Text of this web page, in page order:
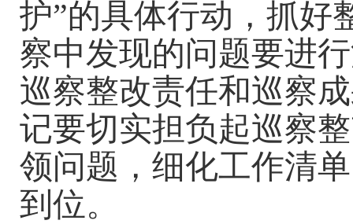
护”的具体行动，抓好
察中发现的问题要进
巡察整改责任和巡察
记要切实担负起巡察
领问题，细化工作清
到位。